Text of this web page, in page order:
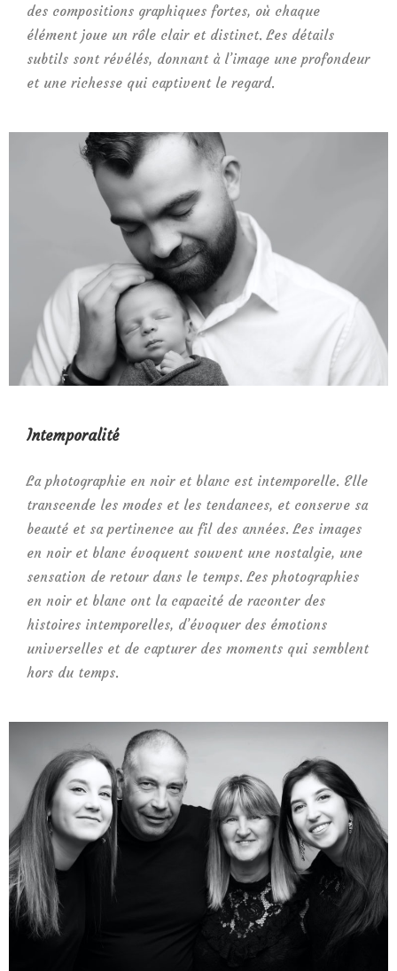
des compositions graphiques fortes, où chaque
élément joue un rôle clair et distinct. Les détails
subtils sont révélés, donnant à l’image une profondeur
et une richesse qui captivent le regard.
Intemporalité
La photographie en noir et blanc est intemporelle. Elle
transcende les modes et les tendances, et conserve sa
beauté et sa pertinence au fil des années. Les images
en noir et blanc évoquent souvent une nostalgie, une
sensation de retour dans le temps. Les photographies
en noir et blanc ont la capacité de raconter des
histoires intemporelles, d’évoquer des émotions
universelles et de capturer des moments qui semblent
hors du temps.